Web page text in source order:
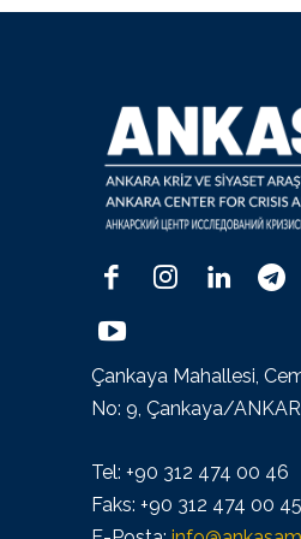
Çankaya Mahallesi,
No: 9, Çankaya/
Tel: +90 312 474 00 46
Faks: +90 312 474 00 45